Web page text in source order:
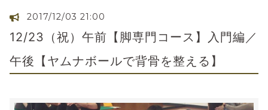
2017/12/03 21:00
12/23（祝）午前【脚専門コース】入門編／
午後【ヤムナボールで背骨を整える】